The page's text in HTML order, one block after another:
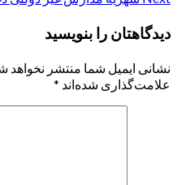
دیدگاهتان را بنویسید
نشانی ایمیل شما منتشر نخواهد
علامت‌گذاری شده‌اند *